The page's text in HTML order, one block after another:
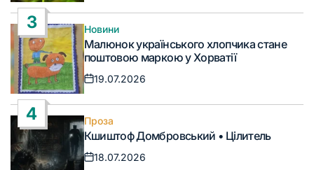
3
Опублікувати
у
Новини
Малюнок українського хлопчика стане
поштовою маркою у Хорватії
Дата
19.07.2026
4
Опублікувати
у
Проза
Кшиштоф Домбровський • Цілитель
Дата
18.07.2026